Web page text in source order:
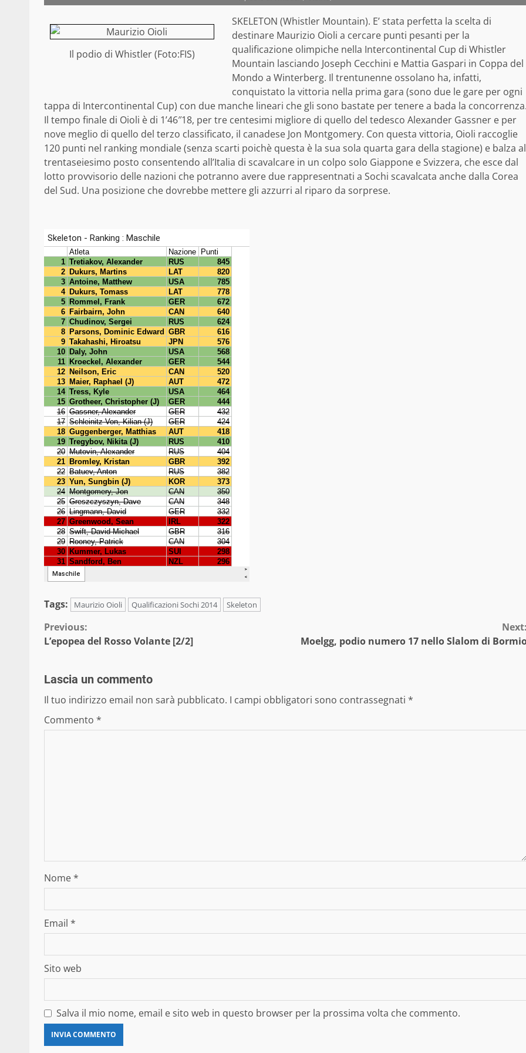
Il podio di Whistler (Foto:FIS)
SKELETON (Whistler Mountain). E’ stata perfetta la scelta di
destinare Maurizio Oioli a cercare punti pesanti per la
qualificazione olimpiche nella Intercontinental Cup di Whistler
Mountain lasciando Joseph Cecchini e Mattia Gaspari in Coppa del
Mondo a Winterberg. Il trentunenne ossolano ha, infatti,
conquistato la vittoria nella prima gara (sono due le gare per ogni
tappa di Intercontinental Cup) con due manche lineari che gli sono bastate per tenere a bada la
Il tempo finale di Oioli è di 1’46″18, per tre centesimi migliore di quello del tedesco Alexander Gassner e per
nove meglio di quello del terzo classificato, il canadese Jon Montgomery. Con questa vittoria, Oioli raccoglie
120 punti nel ranking mondiale (senza scarti poichè questa è la sua sola quarta gara della stagione) e balza al
trentaseiesimo posto consentendo all’Italia di scavalcare in un colpo solo Giappone e Svizzera, che esce dal
lotto provvisorio delle nazioni che potranno avere due rappresentnati a Sochi scavalcata anche dalla Corea
del Sud. Una posizione che dovrebbe mettere gli azzurri al riparo da sorprese.
Tags: Maurizio Oioli Qualificazioni Sochi 2014 Skeleton
Continue
Reading
Previous:
L’epopea del Rosso Volante [2/2]
Moelgg, podio numero 17 nello Slalom di
Lascia un commento
Il tuo indirizzo email non sarà pubblicato. I campi obbligatori sono contrassegnati *
Commento *
Nome*
Email *
Sito web
Salva il mio nome, email e sito web in questo browser per la prossima volta che commento.